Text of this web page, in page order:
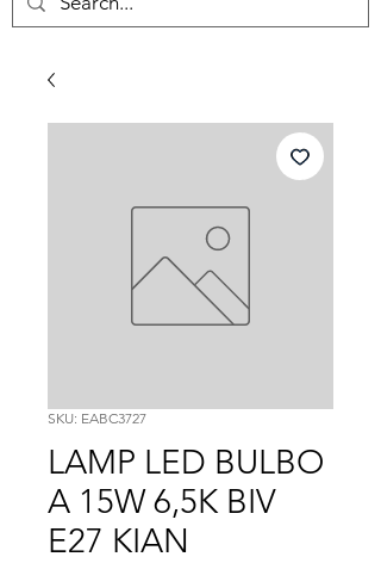
SKU: EABC3727
LAMP LED BULBO
A 15W 6,5K BIV
E27 KIAN